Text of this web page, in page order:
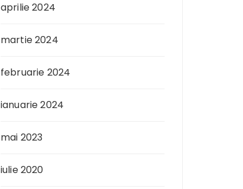
aprilie 2024
martie 2024
februarie 2024
ianuarie 2024
mai 2023
iulie 2020